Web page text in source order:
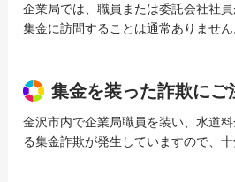
企業局では、職員または委託会社社員
集金に訪問することは通常ありません
集金を装った詐欺にご
金沢市内で企業局職員を装い、水道料
る集金詐欺が発生していますので、十